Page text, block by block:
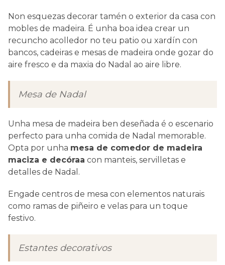
Non esquezas decorar tamén o exterior da casa con
mobles de madeira. É unha boa idea crear un
recuncho acolledor no teu patio ou xardín con
bancos, cadeiras e mesas de madeira onde gozar do
aire fresco e da maxia do Nadal ao aire libre.
Mesa de Nadal
Unha mesa de madeira ben deseñada é o escenario
perfecto para unha comida de Nadal memorable.
Opta por unha mesa de comedor de madeira
maciza e decóraa con manteis, servilletas e
detalles de Nadal.
Engade centros de mesa con elementos naturais
como ramas de piñeiro e velas para un toque
festivo.
Estantes decorativos